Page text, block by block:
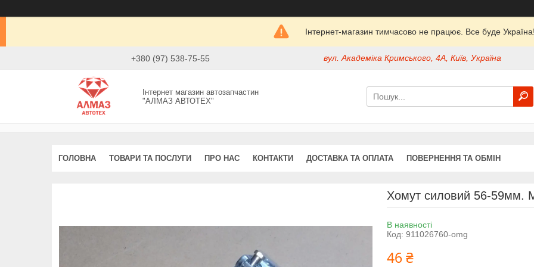
Інтернет-магазин тимчасово не працює. Все буде
+380 (97) 538-75-55 вул. Академіка Кримського, 4А, Київ, Україна
Інтернет магазин автозапчастин
"АЛМАЗ АВТОТЕХ"
ГОЛОВНА ТОВАРИ ТА ПОСЛУГИ ПРО НАС КОНТАКТИ ДОСТАВКА ТА ОПЛАТА ПОВЕРНЕННЯ ТА ОБМІН
Хомут силовий 56-59мм.
В наявності
Код: 911026760-omg
46 ₴